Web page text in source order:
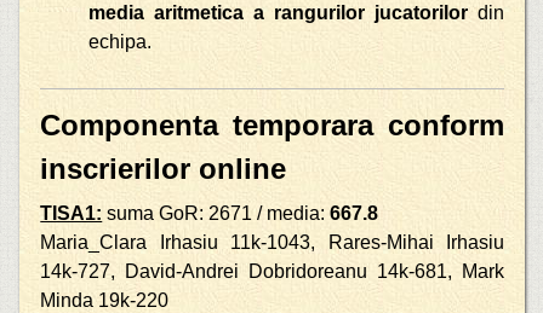
media aritmetica a rangurilor jucatorilor din
echipa.
Componenta temporara conform
inscrierilor online
TISA1: suma GoR: 2671 / media:667.8
Maria_Clara Irhasiu 11k-1043, Rares-Mihai Irhasiu
14k-727, David-Andrei Dobridoreanu 14k-681, Mark
Minda 19k-220